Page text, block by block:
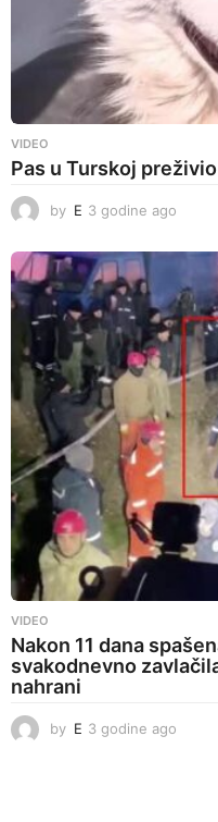
VIDEO
Pas u Turskoj
by E 3 godine ago
o
i
n
e
a
g
VIDEO
Nakon 11 dana
svakodnevno
nahrani
by E 3 godine ago